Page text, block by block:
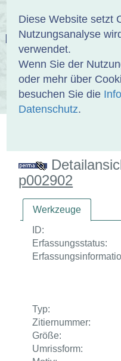
Diese Website setzt
Nutzungsanalyse
verwendet.
Wenn Sie der
oder mehr über
besuchen Sie die
Datenschutz.
ÜBER UNS SAMMLUNGEN
p002902
Werkzeuge
ID:
Erfassungsstatus:
Typ:
Zitiernummer:
Größe:
Umrissform: